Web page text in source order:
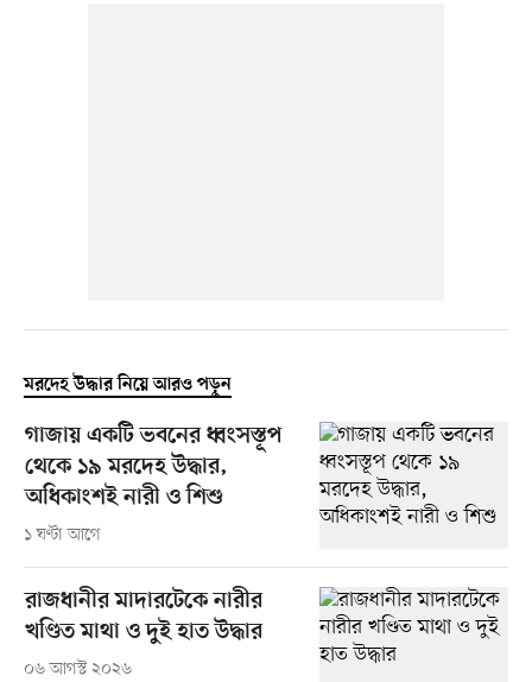
মরদেহ উদ্ধার নিয়ে আরও পড়ুন
গাজায় একটি ভবনের ধ্বংসস্তূপ
থেকে ১৯ মরদেহ উদ্ধার,
অধিকাংশই নারী ও শিশু
১ ঘণ্টা আগে
রাজধানীর মাদারটেকে নারীর
খণ্ডিত মাথা ও দুই হাত উদ্ধার
০৬ আগস্ট ২০২৬